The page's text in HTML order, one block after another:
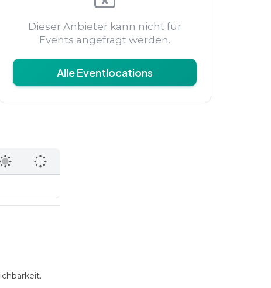
Dieser Anbieter kann nicht für
Events angefragt werden.
Alle Eventlocations